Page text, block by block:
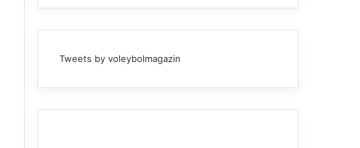
Tweets by voleybolmagazin